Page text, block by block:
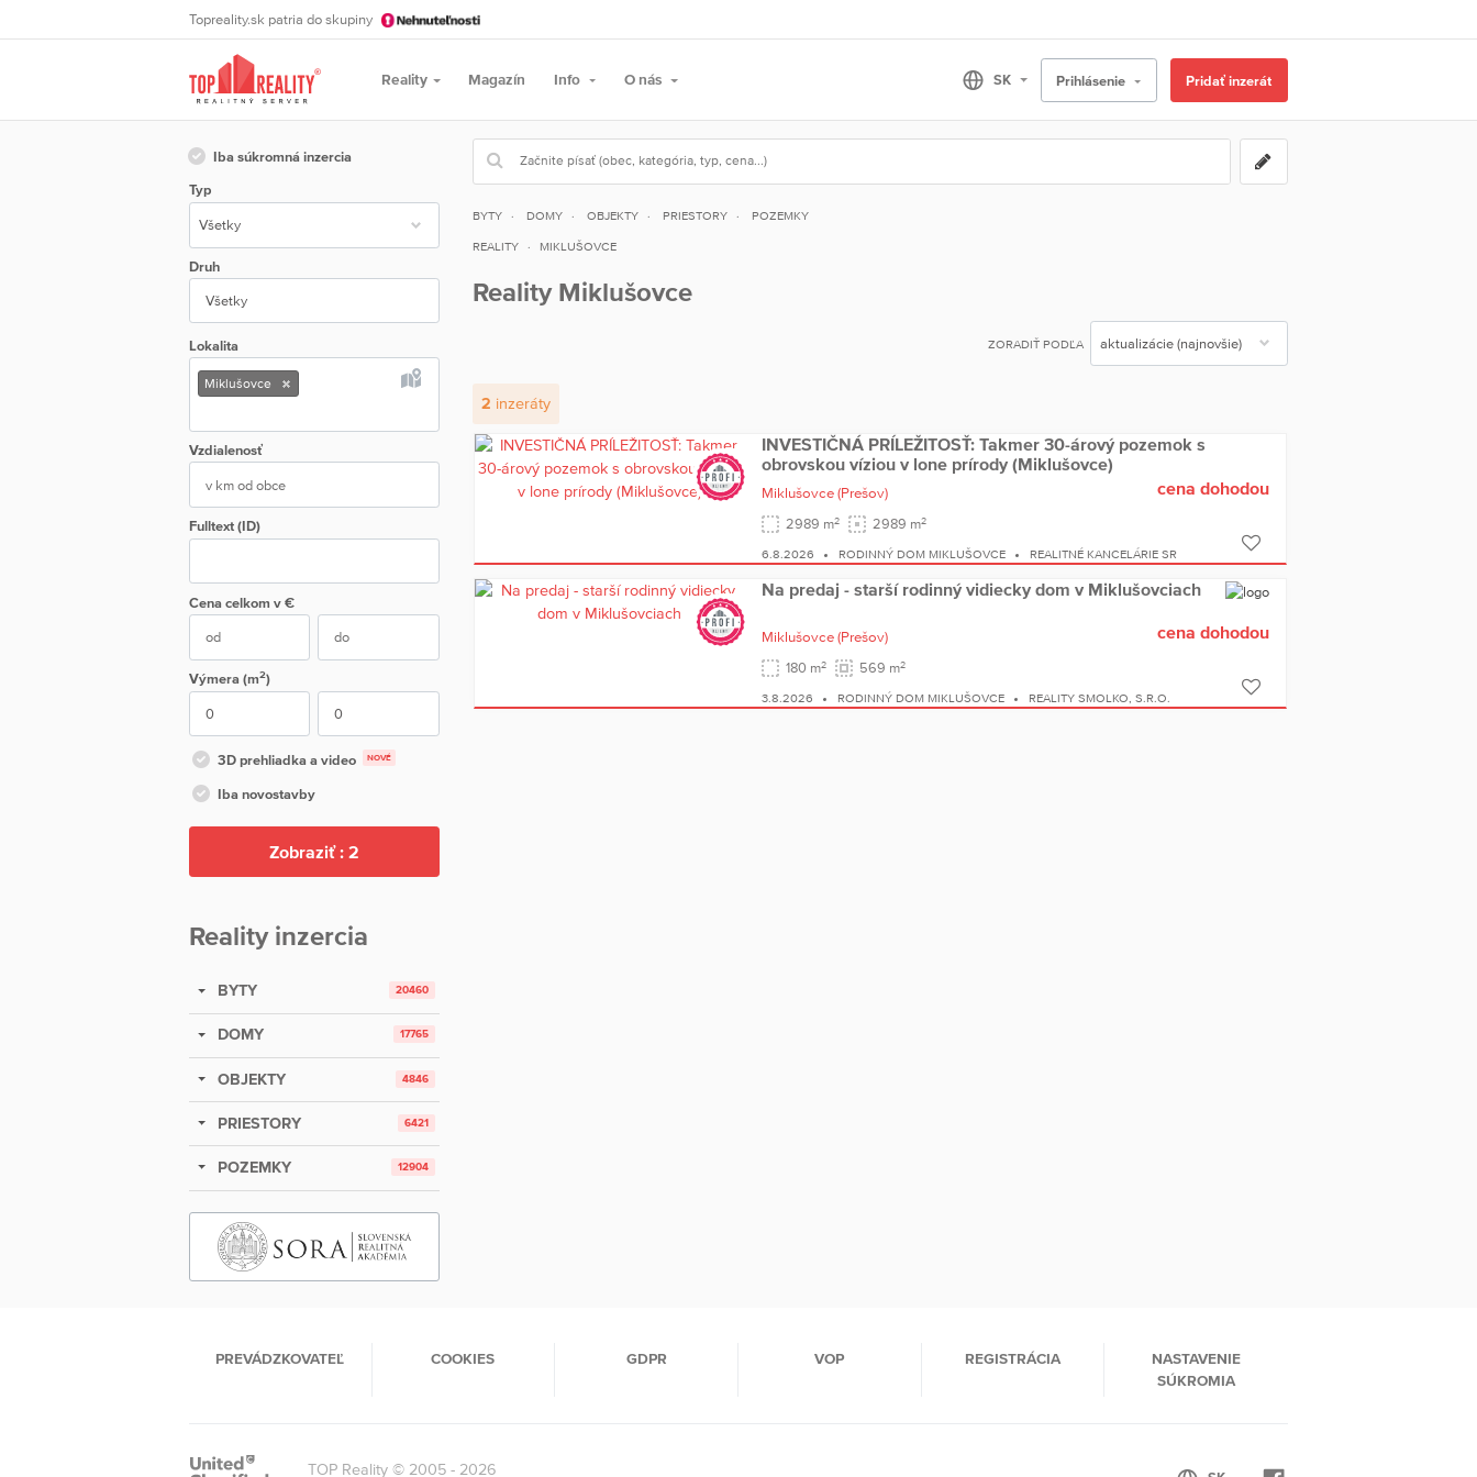
Topreality.sk patria do skupiny
Reality Magazín Info O nás Prihlásenie Pridať inzerát
Iba súkromná inzercia
Typ
Druh
Všetky
Lokalita
Miklušovce
Vzdialenosť
Fulltext (ID)
Cena celkom v €
Výmera (m2)
3D prehliadka a video NOVÉ
Iba novostavby
Zobraziť : 2
Reality inzercia
BYTY 20460
DOMY 17765
OBJEKTY 4846
PRIESTORY 6421
POZEMKY 12904
BYTY DOMY OBJEKTY PRIESTORY POZEMKY
REALITY MIKLUŠOVCE
Reality Miklušovce
ZORADIŤ PODĽA
2 inzeráty
INVESTIČNÁ PRÍLEŽITOSŤ: Takmer 30-árový pozemok s
obrovskou víziou v lone prírody (Miklušovce)
Miklušovce (Prešov)
2989 m2 2989 m2
cena dohodou
6.8.2026 RODINNÝ DOM MIKLUŠOVCE REALITNÉ KANCELÁRIE SR
Na predaj - starší rodinný vidiecky dom v Miklušovciach
Miklušovce (Prešov)
180 m2 569 m2
cena dohodou
3.8.2026 RODINNÝ DOM MIKLUŠOVCE REALITY SMOLKO, S.R.O.
PREVÁDZKOVATEĽ COOKIES GDPR VOP REGISTRÁCIA
NASTAVENIE
SÚKROMIA
TOP Reality © 2005 - 2026